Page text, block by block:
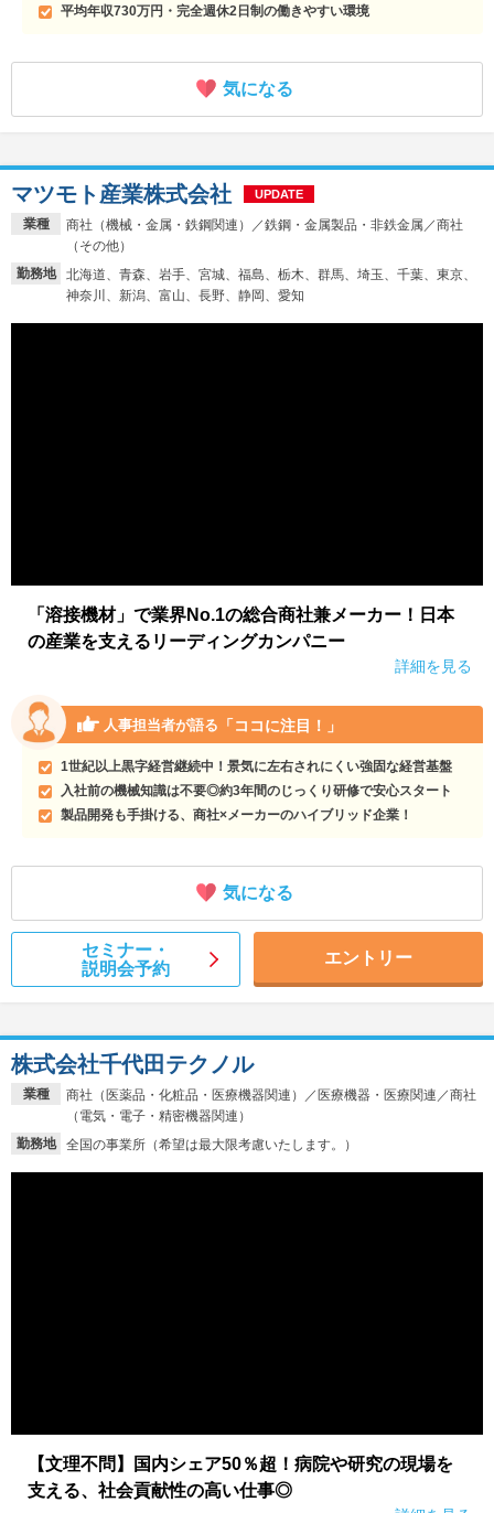
平均年収730万円・完全週休2日制の働きやすい環境
気になる
業種
商社（機械・金属・鉄鋼関連）／鉄鋼・金属製品・非鉄金属／商社
（その他）
勤務地
北海道、青森、岩手、宮城、福島、栃木、群馬、埼玉、千葉、東京、
神奈川、新潟、富山、長野、静岡、愛知
マツモト産業株式会社 UPDATE
「溶接機材」で業界No.1の総合商社兼メーカー！日本
の産業を支えるリーディングカンパニー
詳細を見る
人事担当者が語る 「ココに注目！」
1世紀以上黒字経営継続中！景気に左右されにくい強固な経営基盤
入社前の機械知識は不要◎約3年間のじっくり研修で安心スタート
製品開発も手掛ける、商社×メーカーのハイブリッド企業！
気になる
セミナー・
説明会予約
エントリー
業種
商社（医薬品・化粧品・医療機器関連）／医療機器・医療関連／商社
（電気・電子・精密機器関連）
勤務地
全国の事業所（希望は最大限考慮いたします。）
株式会社千代田テクノル
【文理不問】国内シェア50％超！病院や研究の現場を
支える、社会貢献性の高い仕事◎